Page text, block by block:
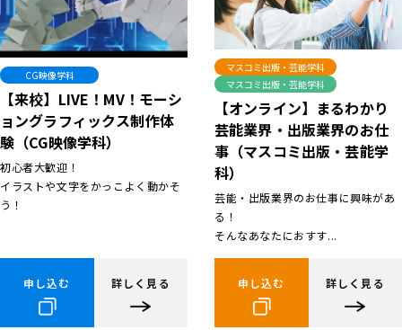
CG映像学科
【来校】LIVE！MV！モーシ
ョングラフィックス制作体
験（CG映像学科）
初心者大歓迎！
イラストや文字をかっこよく動かそ
う！
申し込む 詳しく見る
マスコミ出版・芸能学科
マスコミ出版・芸能学科
【オンライン】まるわかり
芸能業界・出版業界のお仕
事（マスコミ出版・芸能学
科）
芸能・出版業界のお仕事に興味があ
る！
そんなあなたにおすす...
申し込む 詳しく見る